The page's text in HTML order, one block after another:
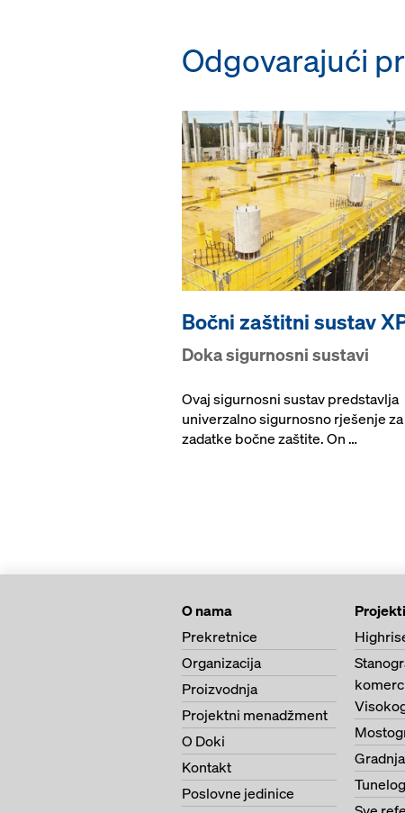
Odgovarajući
Bočni zaštitni sustav
Doka sigurnosni sustavi
Ovaj sigurnosni sustav predstavlja
univerzalno sigurnosno rješenje
zadatke bočne zaštite. On …
O nama
Prekretnice
Organizacija
Proizvodnja
Projektni menadžment
O Doki
Kontakt
Poslovne jedinice
Projekti